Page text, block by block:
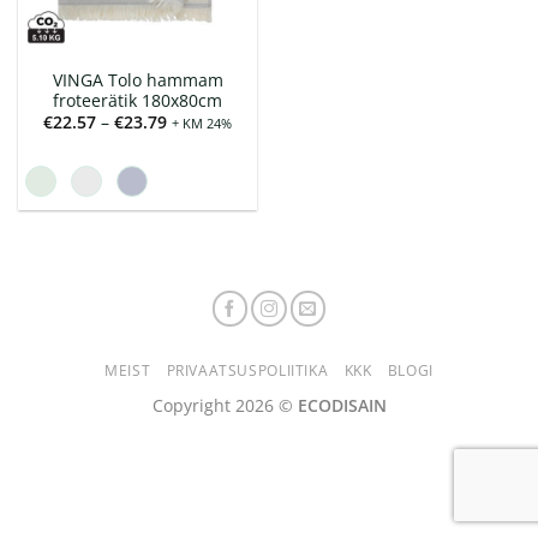
VINGA Tolo hammam
froteerätik 180x80cm
€22.57 – €23.79Hinnavahemik:
€22.57
+ KM 24%
MEIST PRIVAATSUSPOLIITIKA KKK BLOGI
Copyright 2026 © ECODISAIN